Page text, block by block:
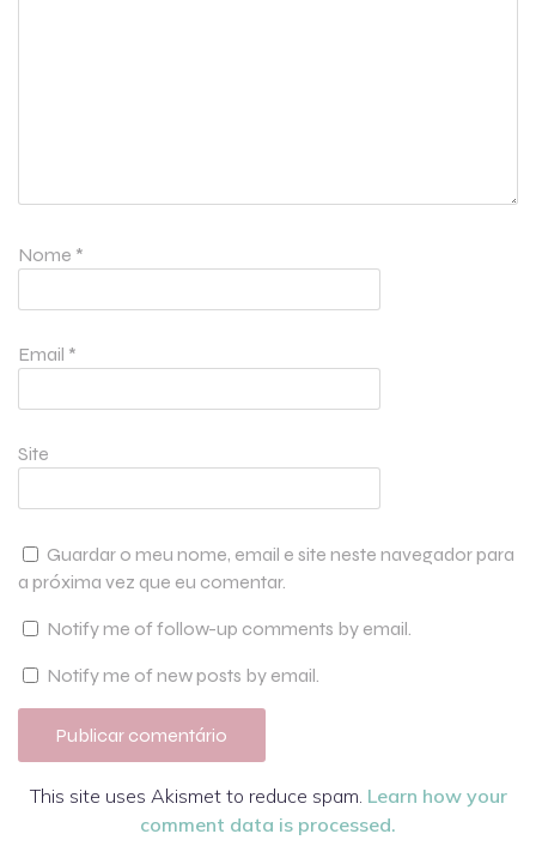
Nome *
Email *
Site
Guardar o meu nome, email e site neste navegador para
a próxima vez que eu comentar.
Notify me of follow-up comments by email.
Notify me of new posts by email.
This site uses Akismet to reduce spam. Learn how your
comment data is processed.